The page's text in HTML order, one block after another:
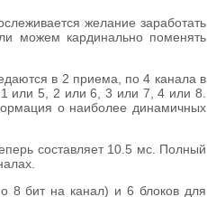
желание заработать
можем кардинально поменять
в 2 приема, по 4 канала в
или 5, 2 или 6, 3 или 7, 4 или 8.
о наиболее динамичных
составляет 10.5 мс. Полный
8 бит на канал) и 6 блоков для